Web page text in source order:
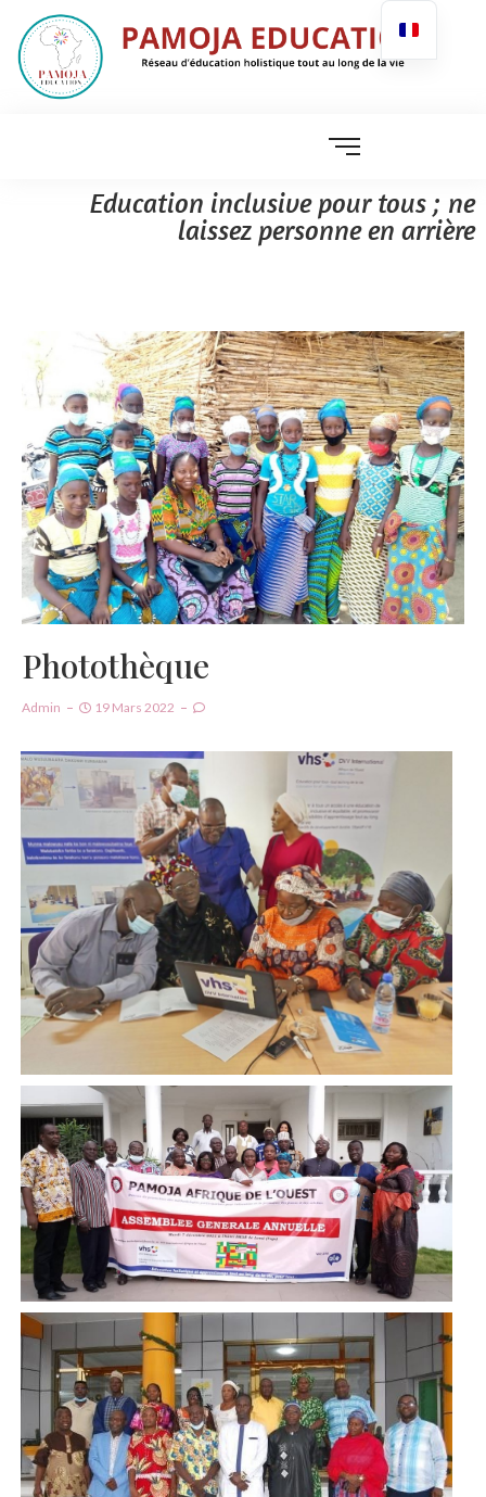
Education inclusive pour tous ; ne
laissez personne en arrière
Photothèque
Admin 19 Mars 2022